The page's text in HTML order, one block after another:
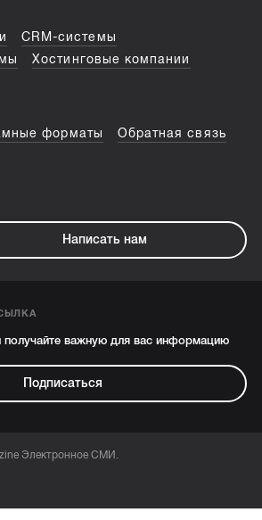
CRM-системы
Хостинговые компании
форматы
Обратная связь
Написать нам
получайте важную для вас информацию
Подписаться
Электронное СМИ.